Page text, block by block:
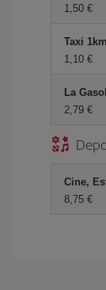
1,50 €
Taxi
1,10 €
La
2,79 €
Cine,
8,75 €